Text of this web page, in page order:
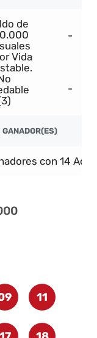
de
Vida
-
-
GANADOR(ES)
con 14
11